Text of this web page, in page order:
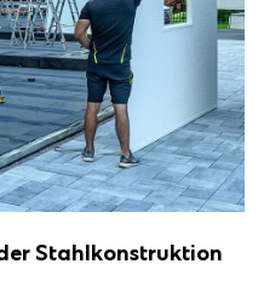
Stahlkonstruktion